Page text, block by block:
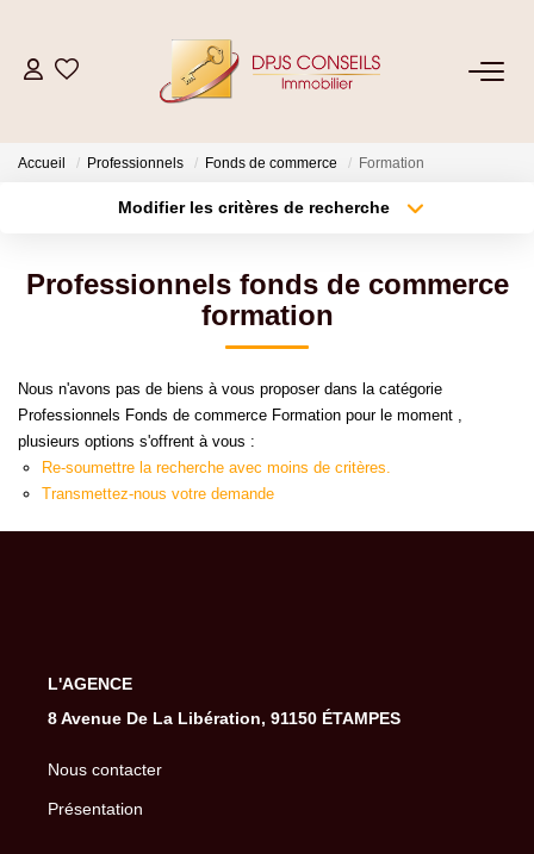
Louer
ESTIMER
GESTION LOCATIVE
Location De Votre Bien
Nos Services Syndic
Accueil Professionnels Fonds de commerce Formation
Modifier les critères de recherche
Type de bien
Surface min
Créer une alerte
Professionnels fonds de commerce
formation
Nous n'avons pas de biens à vous proposer dans la catégorie
Professionnels Fonds de commerce Formation pour le moment ,
plusieurs options s'offrent à vous :
Re-soumettre la recherche avec moins de critères.
Transmettez-nous votre demande
L'AGENCE
8 Avenue De La Libération, 91150 ÉTAMPES
Nous contacter
Présentation